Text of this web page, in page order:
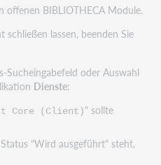
offenen BIBLIOTHECA Module.
schließen lassen, beenden Sie
oder Auswahl
Dienste:
Core (Client)" sollte
"Wird ausgeführt" steht,